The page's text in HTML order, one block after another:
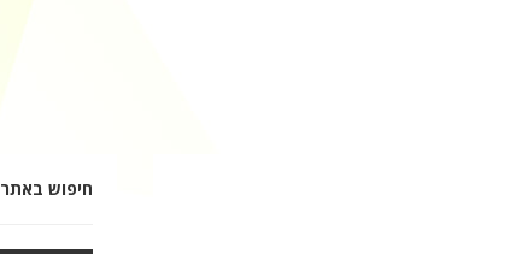
חיפוש באתר